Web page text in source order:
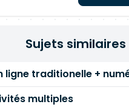
Sujets similaires
ligne traditionelle +
multiples